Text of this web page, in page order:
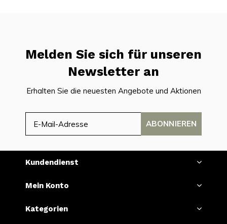
Melden Sie sich für unseren
Newsletter an
Erhalten Sie die neuesten Angebote und Aktionen
ABONNIEREN
Kundendienst
Mein Konto
Kategorien